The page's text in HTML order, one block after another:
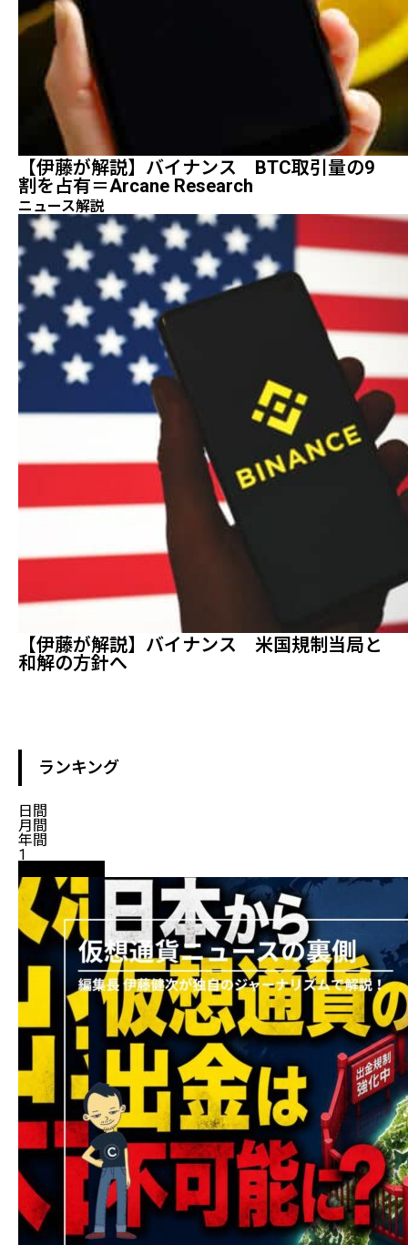
【伊藤が解説】バイナンス BTC取引量の9
割を占有＝Arcane Research
ニュース解説
【伊藤が解説】バイナンス 米国規制当局と
和解の方針へ
ランキング
日間
月間
年間
1